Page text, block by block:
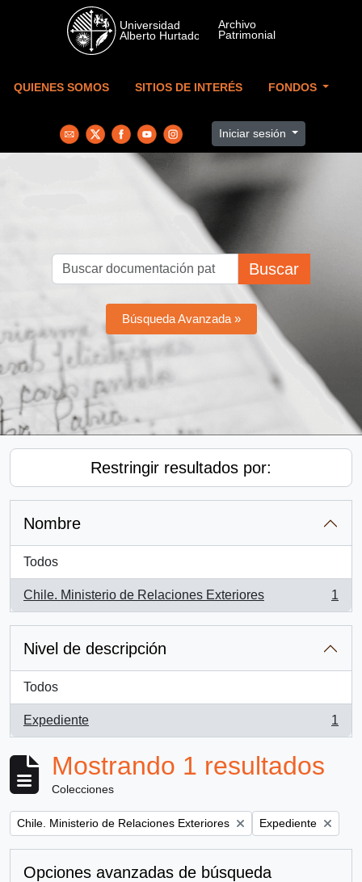
Skip to main content
QUIENES SOMOS SITIOS DE INTERÉS FONDOS
Iniciar sesión
Buscar
Búsqueda Avanzada »
Restringir resultados por:
Nombre
Todos
Chile. Ministerio de Relaciones Exteriores
, 1 resultados
1
Nivel de descripción
Todos
Expediente
, 1 resultados
1
Mostrando 1 resultados
Colecciones
Remove filter:
Chile. Ministerio de Relaciones Exteriores Remove filter:
Expediente
Opciones avanzadas de búsqueda